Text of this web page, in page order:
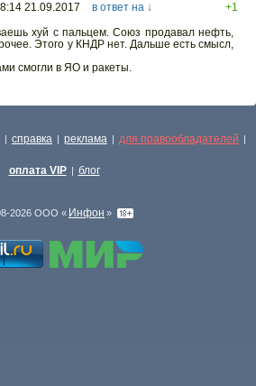
21.09.2017 в ответ на ↓
+1
хуй с пальцем. Союз продавал нефть,
Этого у КНДР нет. Дальше есть смысл,
смогли в ЯО и ракеты.
| справка | реклама | для правообладателей |
оплата VIP | блог
2026 ООО « Инфон »